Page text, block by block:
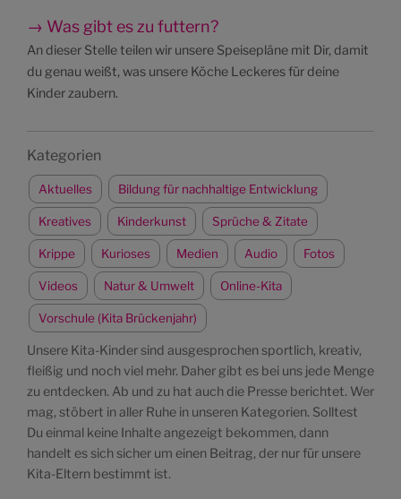
→ Was gibt es zu futtern?
An dieser Stelle teilen wir unsere Speisepläne mit Dir, damit
du genau weißt, was unsere Köche Leckeres für deine
Kinder zaubern.
Kategorien
Aktuelles Bildung für nachhaltige Entwicklung
Kreatives Kinderkunst Sprüche & Zitate
Krippe Kurioses Medien Audio Fotos
Videos Natur & Umwelt Online-Kita
Vorschule (Kita Brückenjahr)
Unsere Kita-Kinder sind ausgesprochen sportlich, kreativ,
fleißig und noch viel mehr. Daher gibt es bei uns jede Menge
zu entdecken. Ab und zu hat auch die Presse berichtet. Wer
mag, stöbert in aller Ruhe in unseren Kategorien. Solltest
Du einmal keine Inhalte angezeigt bekommen, dann
handelt es sich sicher um einen Beitrag, der nur für unsere
Kita-Eltern bestimmt ist.